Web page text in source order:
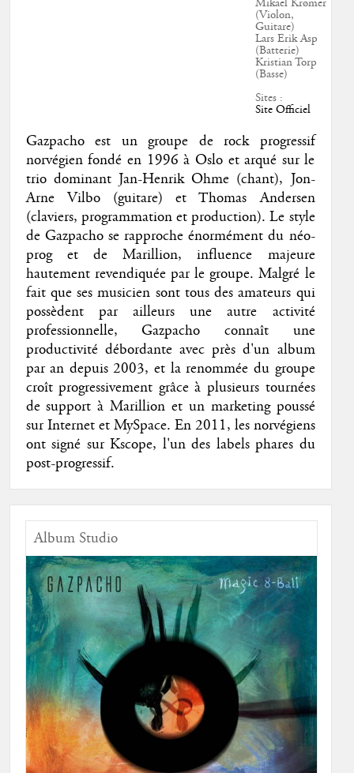
Mikael Krømer
(Violon,
Guitare)
Lars Erik Asp
(Batterie)
Kristian Torp
(Basse)
Sites :
Site Officiel
Gazpacho est un groupe de rock progressif
norvégien fondé en 1996 à Oslo et arqué sur le
trio dominant Jan-Henrik Ohme (chant), Jon-
Arne Vilbo (guitare) et Thomas Andersen
(claviers, programmation et production). Le style
de Gazpacho se rapproche énormément du néo-
prog et de Marillion, influence majeure
hautement revendiquée par le groupe. Malgré le
fait que ses musicien sont tous des amateurs qui
possèdent par ailleurs une autre activité
professionnelle, Gazpacho connaît une
productivité débordante avec près d'un album
par an depuis 2003, et la renommée du groupe
croît progressivement grâce à plusieurs tournées
de support à Marillion et un marketing poussé
sur Internet et MySpace. En 2011, les norvégiens
ont signé sur Kscope, l'un des labels phares du
post-progressif.
Album Studio